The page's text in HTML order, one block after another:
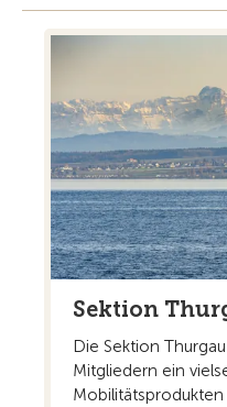
Sektion
Die Sektion
Mitgliedern ein